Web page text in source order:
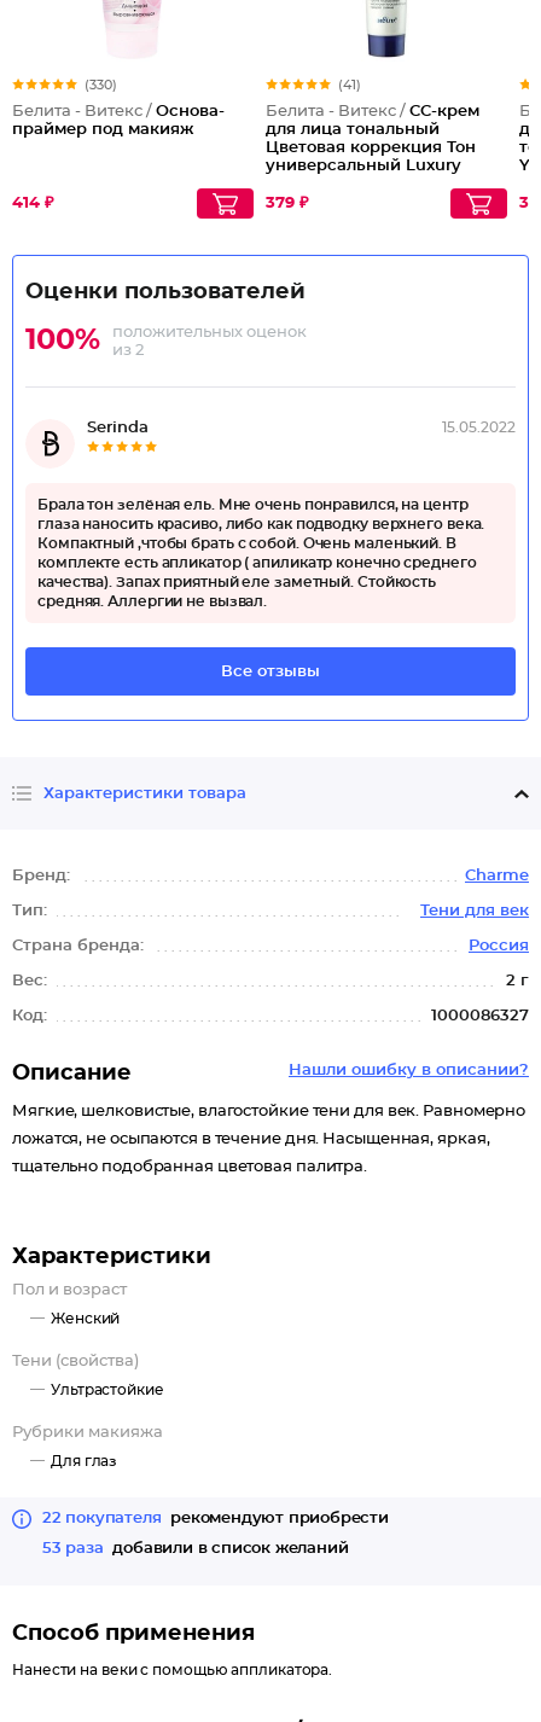
(330)
Белита - Витекс / Основа-
праймер под макияж
414 ₽
(41)
Белита - Витекс / CC-крем
для лица тональный
Цветовая коррекция Тон
универсальный Luxury
379 ₽
Оценки пользователей
100%
положительных оценок
из 2
Serinda 15.05.2022
Брала тон зелёная ель. Мне очень понравился, на центр
глаза наносить красиво, либо как подводку верхнего века.
Компактный ,чтобы брать с собой. Очень маленький. В
комплекте есть апликатор ( апиликатр конечно среднего
качества). Запах приятный еле заметный. Стойкость
средняя. Аллергии не вызвал.
Все отзывы
Характеристики товара
Бренд: Charme
Тип: Тени для век
Страна бренда: Россия
Вес: 2 г
Код: 1000086327
Нашли ошибку в описании?
Описание
Мягкие, шелковистые, влагостойкие тени для век. Равномерно
ложатся, не осыпаются в течение дня. Насыщенная, яркая,
тщательно подобранная цветовая палитра.
Характеристики
Пол и возраст
Женский
Тени (свойства)
Ультрастойкие
Рубрики макияжа
Для глаз
22 покупателя
рекомендуют приобрести
53 раза
добавили в список желаний
Способ применения
Нанести на веки с помощью аппликатора.